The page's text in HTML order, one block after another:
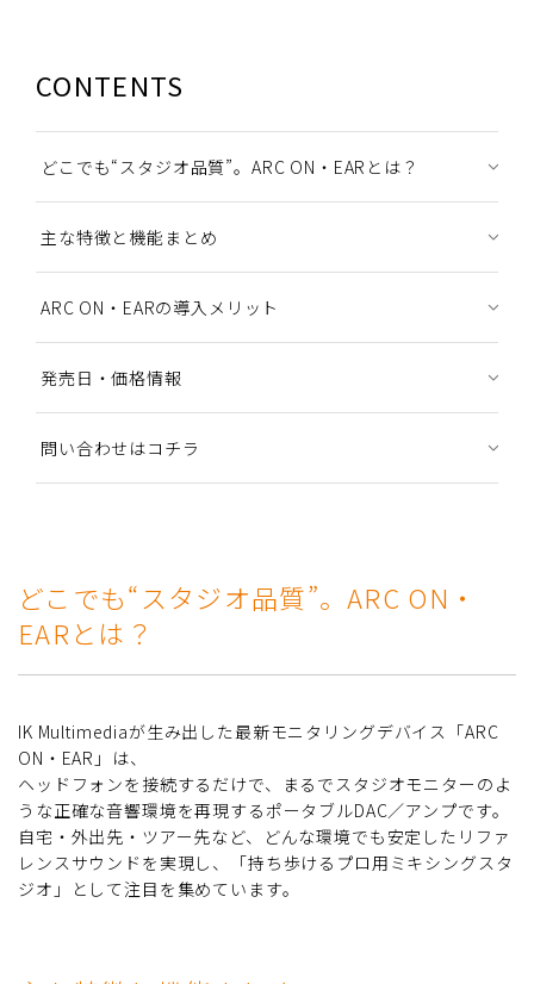
CONTENTS
どこでも“スタジオ品質”。ARC ON・EARとは？
主な特徴と機能まとめ
ARC ON・EARの導入メリット
発売日・価格情報
問い合わせはコチラ
どこでも“スタジオ品質”。ARC ON・
EARとは？
IK Multimediaが生み出した最新モニタリングデバイス「ARC
ON・EAR」は、
ヘッドフォンを接続するだけで、まるでスタジオモニターのよ
うな正確な音響環境を再現するポータブルDAC／アンプです。
自宅・外出先・ツアー先など、どんな環境でも安定したリファ
レンスサウンドを実現し、「持ち歩けるプロ用ミキシングスタ
ジオ」として注目を集めています。